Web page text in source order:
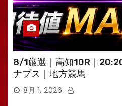
8/1厳選｜高知10R｜
ナプス｜地方競馬
8月 1, 2026